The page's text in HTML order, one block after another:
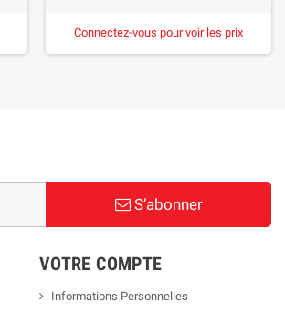
Connectez-vous pour voir les prix
S’abonner
VOTRE COMPTE
Informations Personnelles